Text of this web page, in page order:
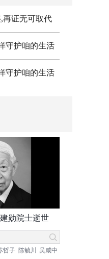
再证无可取代
守护咱的生活
守护咱的生活
勋院士逝世
哲子 陈毓川
吴咸中